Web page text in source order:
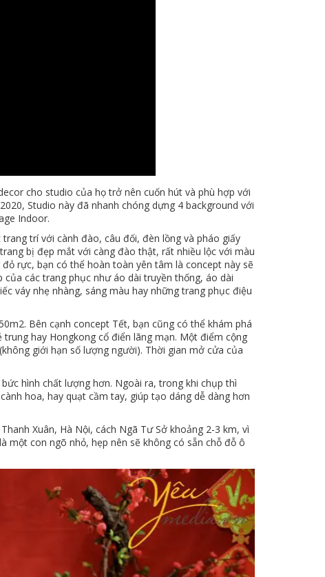
cho studio của họ trở nên cuốn hút và phù hợp với
Studio này đã nhanh chóng dựng 4 background với
Indoor.
trí với cành đào, câu đối, đèn lồng và pháo giấy
bị đẹp mắt với càng đào thật, rất nhiều lộc với màu
rực, bạn có thể hoàn toàn yên tâm là concept này sẽ
các trang phục như áo dài truyền thống, áo dài
váy nhẹ nhàng, sáng màu hay những trang phục điệu
Bên cạnh concept Tết, bạn cũng có thể khám phá
hay Hongkong cổ điển lãng mạn. Một điểm cộng
giới hạn số lượng người). Thời gian mở cửa của
hình chất lượng hơn. Ngoài ra, trong khi chụp thì
hoa, hay quạt cầm tay, giúp tạo dáng dễ dàng hơn
Xuân, Hà Nội, cách Ngã Tư Sở khoảng 2-3 km, vì
một con ngõ nhỏ, hẹp nên sẽ không có sẵn chỗ đỗ ô